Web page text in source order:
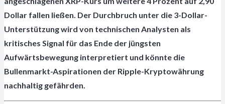
Dollar fallen ließen. Der Durchbruch unter die 3-Dollar-
Unterstützung wird von technischen Analysten als
kritisches Signal für das Ende der jüngsten
Aufwärtsbewegung interpretiert und könnte die
Bullenmarkt-Aspirationen der Ripple-Kryptowährung
nachhaltig gefährden.